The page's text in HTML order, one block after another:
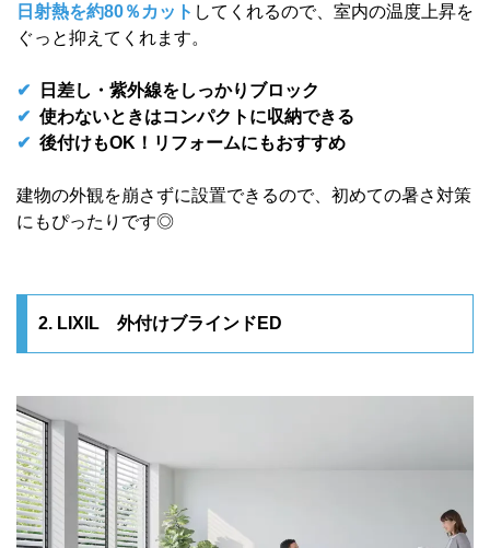
日射熱を約80％カット してくれるので、室内の温度上昇を
ぐっと抑えてくれます。
✔ 日差し・紫外線をしっかりブロック
✔ 使わないときはコンパクトに収納できる
✔ 後付けもOK！リフォームにもおすすめ
建物の外観を崩さずに設置できるので、初めての暑さ対策
にもぴったりです◎
2. LIXIL 外付けブラインドED